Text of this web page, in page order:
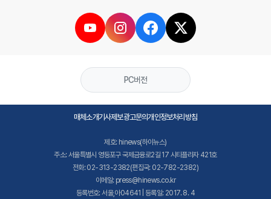
PC버전
매체소개기사제보광고문의개인정보처리방침
제호: hinews(하이뉴스)
주소: 서울특별시 영등포구 국제금융로2길 17 시티플라자 421호
전화: 02-313-2382(편집국: 02-782-2382)
이메일: press@hinews.co.kr
등록번호: 서울,아04641 | 등록일: 2017. 8. 4